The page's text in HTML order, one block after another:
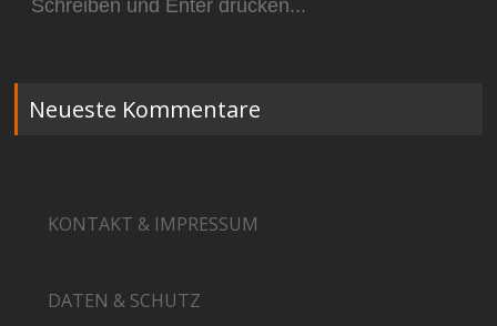
nach:
Neueste Kommentare
KONTAKT & IMPRESSUM
DATEN & SCHUTZ